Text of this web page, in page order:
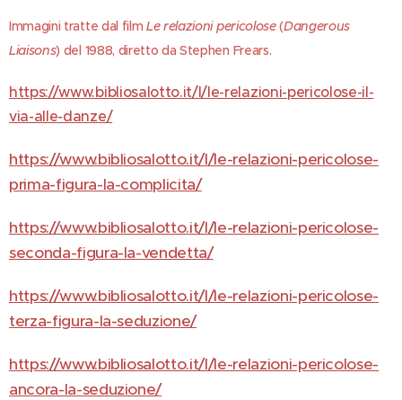
Immagini tratte dal film Le relazioni pericolose(Dangerous
Liaisons) del 1988, diretto da Stephen Frears.
https://www.bibliosalotto.it/l/le-relazioni-pericolose-il-
via-alle-danze/
https://www.bibliosalotto.it/l/le-relazioni-pericolose-
prima-figura-la-complicita/
https://www.bibliosalotto.it/l/le-relazioni-pericolose-
seconda-figura-la-vendetta/
https://www.bibliosalotto.it/l/le-relazioni-pericolose-
terza-figura-la-seduzione/
https://www.bibliosalotto.it/l/le-relazioni-pericolose-
ancora-la-seduzione/